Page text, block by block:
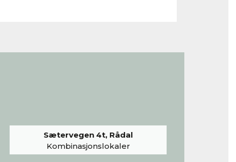
Sætervegen 4t, Rådal
Kombinasjonslokaler